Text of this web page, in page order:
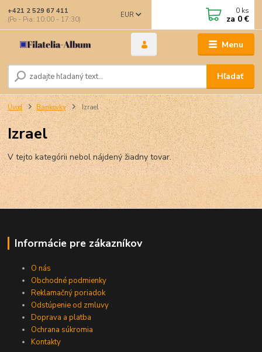
Menu
EUR
Hľadať
+421 2 529 67 411
(Po - Pia: 10:00 - 17:30)
0 ks
za 0 €
Úvod Bankovky Izrael
Izrael
V tejto kategórii nebol nájdený žiadny tovar.
Informácie pre zákazníkov
O nás
Obchodné podmienky
Reklamačný poriadok
Odstúpenie od zmluvy
Doprava a platba
Ochrana súkromia
Kontakty